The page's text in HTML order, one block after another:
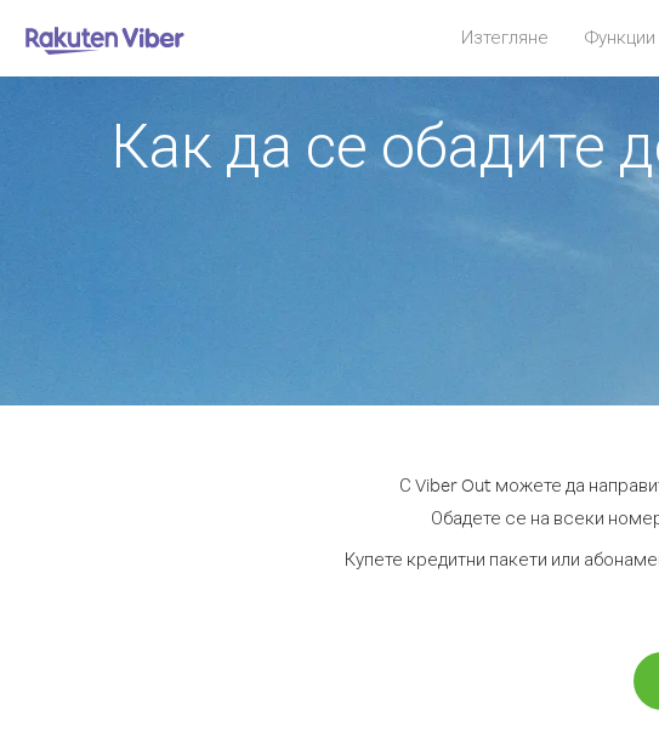
Изтегляне Функции
Как да се обадите
С Viber Out можете да
Обадете се на всеки
Купете кредитни пакети или